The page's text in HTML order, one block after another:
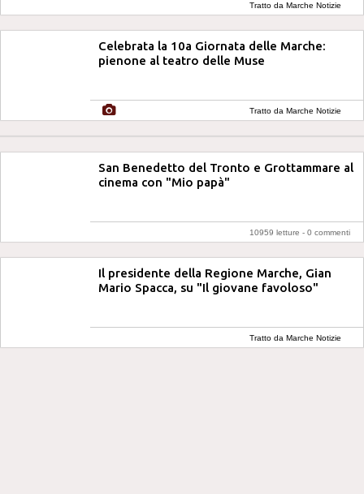
Tratto da Marche Notizie
Celebrata la 10a Giornata delle Marche:
pienone al teatro delle Muse
Tratto da Marche Notizie
San Benedetto del Tronto e Grottammare al
cinema con "Mio papà"
10959 letture - 0 commenti
Il presidente della Regione Marche, Gian
Mario Spacca, su "Il giovane favoloso"
Tratto da Marche Notizie